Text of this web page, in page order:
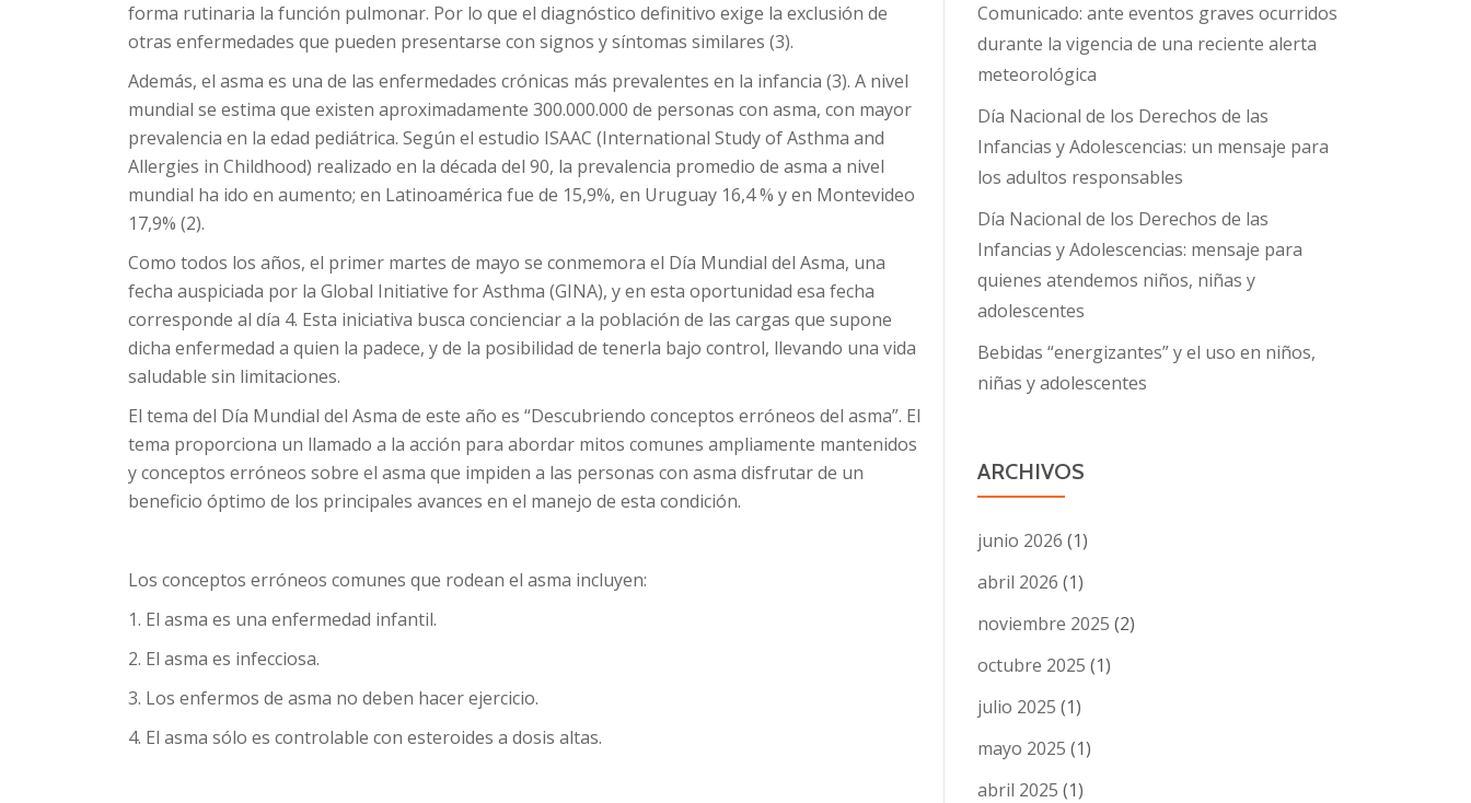
forma rutinaria la función pulmonar. Por lo que el diagnóstico definitivo exige la exclusión de
otras enfermedades que pueden presentarse con signos y síntomas similares (3).
Además, el asma es una de las enfermedades crónicas más prevalentes en la infancia (3). A nivel
mundial se estima que existen aproximadamente 300.000.000 de personas con asma, con mayor
prevalencia en la edad pediátrica. Según el estudio ISAAC (International Study of Asthma and
Allergies in Childhood) realizado en la década del 90, la prevalencia promedio de asma a nivel
mundial ha ido en aumento; en Latinoamérica fue de 15,9%, en Uruguay 16,4 % y en Montevideo
17,9% (2).
Como todos los años, el primer martes de mayo se conmemora el Día Mundial del Asma, una
fecha auspiciada por la Global Initiative for Asthma (GINA), y en esta oportunidad esa fecha
corresponde al día 4. Esta iniciativa busca concienciar a la población de las cargas que supone
dicha enfermedad a quien la padece, y de la posibilidad de tenerla bajo control, llevando una vida
saludable sin limitaciones.
El tema del Día Mundial del Asma de este año es “Descubriendo conceptos erróneos del asma”. El
tema proporciona un llamado a la acción para abordar mitos comunes ampliamente mantenidos
y conceptos erróneos sobre el asma que impiden a las personas con asma disfrutar de un
beneficio óptimo de los principales avances en el manejo de esta condición.
Los conceptos erróneos comunes que rodean el asma incluyen:
1. El asma es una enfermedad infantil.
2. El asma es infecciosa.
3. Los enfermos de asma no deben hacer ejercicio.
4. El asma sólo es controlable con esteroides a dosis altas.
Comunicado: ante eventos graves ocurridos
durante la vigencia de una reciente alerta
meteorológica
Día Nacional de los Derechos de las
Infancias y Adolescencias: un mensaje para
los adultos responsables
Día Nacional de los Derechos de las
Infancias y Adolescencias: mensaje para
quienes atendemos niños, niñas y
adolescentes
Bebidas “energizantes” y el uso en niños,
niñas y adolescentes
ARCHIVOS
junio 2026 (1)
abril 2026 (1)
noviembre 2025 (2)
octubre 2025 (1)
julio 2025 (1)
mayo 2025 (1)
abril 2025 (1)